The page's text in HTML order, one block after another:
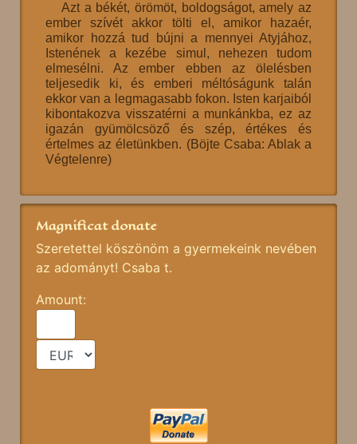
Azt a békét, örömöt, boldogságot, amely az
ember szívét akkor tölti el, amikor hazaér,
amikor hozzá tud bújni a mennyei Atyjához,
Istenének a kezébe simul, nehezen tudom
elmesélni. Az ember ebben az ölelésben
teljesedik ki, és emberi méltóságunk talán
ekkor van a legmagasabb fokon. Isten karjaiból
kibontakozva visszatérni a munkánkba, ez az
igazán gyümölcsöző és szép, értékes és
értelmes az életünkben. (Böjte Csaba: Ablak a
Végtelenre)
Magnificat donate
Szeretettel köszönöm a gyermekeink nevében
az adományt! Csaba t.
Amount: